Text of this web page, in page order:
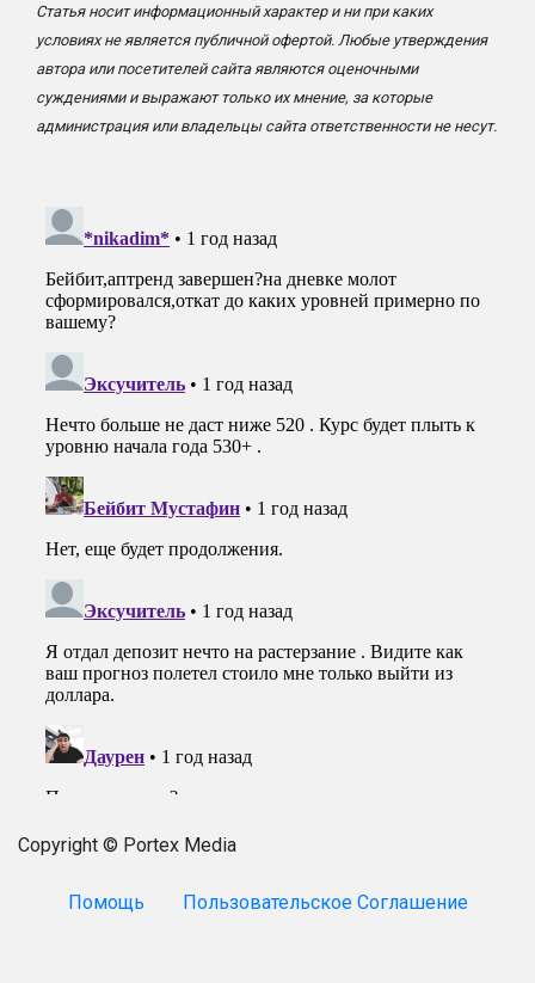
Статья носит информационный характер и ни при каких
условиях не является публичной офертой. Любые утверждения
автора или посетителей сайта являются оценочными
суждениями и выражают только их мнение, за которые
администрация или владельцы сайта ответственности не несут.
Copyright © Portex Media
Помощь Пользовательское Соглашение